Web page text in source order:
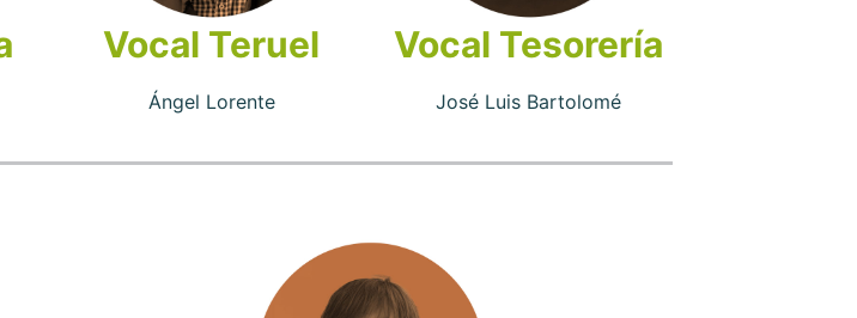
Vocal Teruel
Ángel Lorente
Vocal Tesorería
José Luis Bartolomé